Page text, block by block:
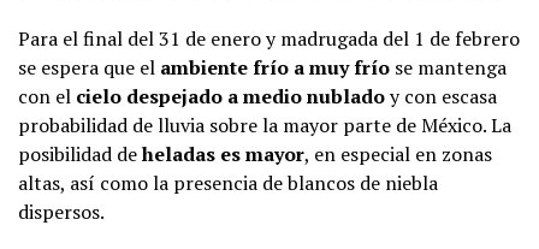
Para el final del 31 de enero y madrugada del 1 de febrero
se espera que el ambiente frío a muy frío se mantenga
con el cielo despejado a medio nubladoy con escasa
probabilidad de lluvia sobre la mayor parte de México. La
posibilidad deheladas es mayor, en especial en zonas
altas, así como la presencia de blancos de niebla
dispersos.